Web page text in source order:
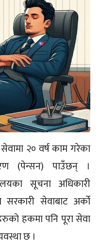
२० वर्ष काम गरेका
(पेन्सन) पाउँछन् ।
सूचना अधिकारी
सरकारी सेवाबाट अर्को
हकमा पनि पूरा सेवा
छ ।